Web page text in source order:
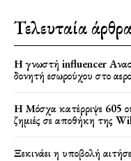
Τελευταία
Η γνωστή influencer
δονητή εσωρούχου στο
Η Μόσχα κατέρριψε 605
ζημιές σε αποθήκη της
Ξεκινάει η υποβολή